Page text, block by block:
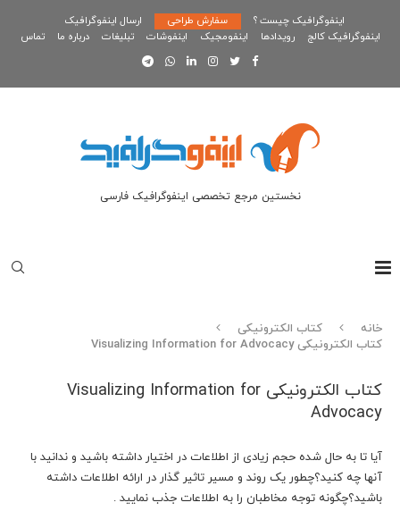
اینفوگرافیک چیست ؟ سفارش طراحی
ارسال اینفوگرافیک
اینفوگرافیک کالج
رویدادها اینفومجیک اینفوشات تبلیغات درباره ما تماس
نخستین مرجع تخصصی اینفوگرافیک فارسی
خانه
کتاب الکترونیکی
کتاب الکترونیکی Visualizing Information for Advocacy
کتاب الکترونیکی Visualizing Information for
Advocacy
آیا تا به حال شده حجم زیادی از اطلاعات در اختیار داشته باشید و ندانید با
آنها چه کنید؟چطور یک روند و مسیر تاثیر گذار در ارائه اطلاعات داشته
باشید؟چگونه توجه مخاطبان را به اطلاعات جذب نمایید .